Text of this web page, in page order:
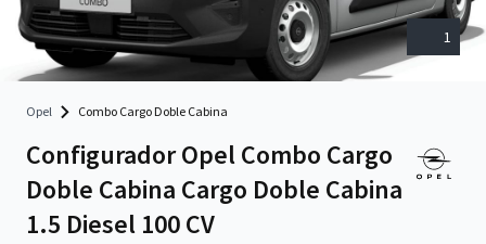
1
Opel Combo Cargo Doble Cabina
Configurador Opel Combo Cargo
Doble Cabina Cargo Doble Cabina
1.5 Diesel 100 CV